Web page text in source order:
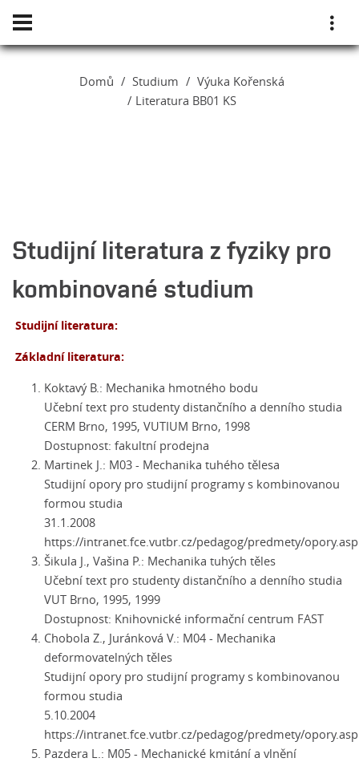
Domů Studium
Výuka Kořenská
Literatura BB01 KS
Studijní literatura z fyziky pro
kombinované studium
Studijní literatura:
Základní literatura:
Koktavý B.: Mechanika hmotného bodu
Učební text pro studenty distančního a denního studia
CERM Brno, 1995, VUTIUM Brno, 1998
Dostupnost: fakultní prodejna
Martinek J.: M03 - Mechanika tuhého tělesa
Studijní opory pro studijní programy s kombinovanou
formou studia
31.1.2008
https://intranet.fce.vutbr.cz/pedagog/predmety/opory.asp
Šikula J., Vašina P.: Mechanika tuhých těles
Učební text pro studenty distančního a denního studia
VUT Brno, 1995, 1999
Dostupnost: Knihovnické informační centrum FAST
Chobola Z., Juránková V.: M04 - Mechanika
deformovatelných těles
Studijní opory pro studijní programy s kombinovanou
formou studia
5.10.2004
https://intranet.fce.vutbr.cz/pedagog/predmety/opory.asp
Pazdera L.: M05 - Mechanické kmitání a vlnění